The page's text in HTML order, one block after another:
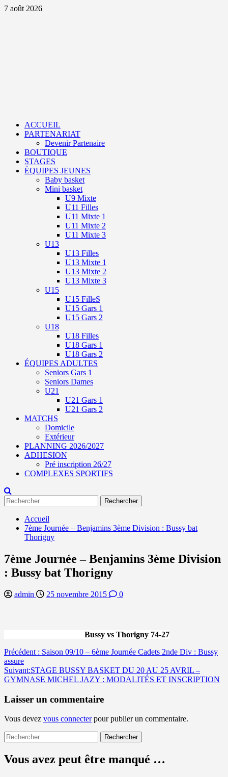
Aller
7 août 2026
ACCUEIL
PARTENARIAT
Devenir Partenaire
BOUTIQUE
STAGES
ÉQUIPES JEUNES
Baby basket
Mini basket
U9 Mixte
U11 Filles
U11 Mixte 1
U11 Mixte 2
U11 Mixte 3
U13
U13 Filles
U13 Mixte 1
U13 Mixte 2
U13 Mixte 3
U15
U15 FilleS
U15 Gars 1
U15 Gars 2
U18
U18 Filles
U18 Gars 1
U18 Gars 2
ÉQUIPES ADULTES
Seniors Gars 1
Seniors Dames
U21
U21 Gars 1
U21 Gars 2
MATCHS
Domicile
Extérieur
PLANNING 2026/2027
ADHESION
Pré inscription 26/27
COMPLEXES SPORTIFS
Rechercher :
Accueil
7ème Journée – Benjamins 3ème Division : Bussy bat
Thorigny
7ème Journée – Benjamins 3ème Division
: Bussy bat Thorigny
admin 25 novembre 2015 0
Bussy vs Thorigny 74-27
Navigation
d’article
Précédent : Saison 09/10 – 6ème Journée Cadets 2nde Div : Bussy
assure
Suivant:STAGE BUSSY BASKET DU 20 AU 25 AVRIL –
GYMNASE MICHEL JAZY : MODALITÉS ET INSCRIPTION
Laisser un commentaire
Vous devez vous connecterpour publier un commentaire.
Rechercher :
Vous avez peut être manqué …